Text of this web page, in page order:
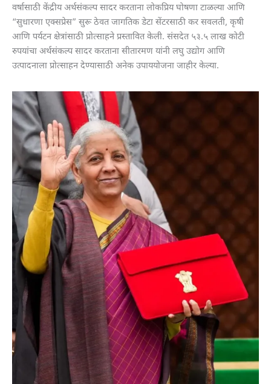
वर्षासाठी केंद्रीय अर्थसंकल्प सादर करताना लोकप्रिय घोषणा टाळल्या आणि
“सुधारणा एक्सप्रेस” सुरू ठेवत जागतिक डेटा सेंटरसाठी कर सवलती, कृषी
आणि पर्यटन क्षेत्रांसाठी प्रोत्साहने प्रस्तावित केली. संसदेत ५३.५ लाख कोटी
रुपयांचा अर्थसंकल्प सादर करताना सीतारमण यांनी लघु उद्योग आणि
उत्पादनाला प्रोत्साहन देण्यासाठी अनेक उपाययोजना जाहीर केल्या.